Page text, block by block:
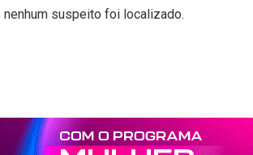
suspeito foi localizado.